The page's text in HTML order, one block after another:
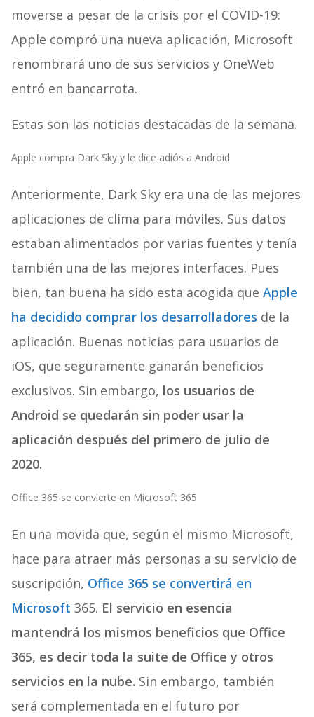
moverse a pesar de la crisis por el COVID-19:
Apple compró una nueva aplicación, Microsoft
renombrará uno de sus servicios y OneWeb
entró en bancarrota.
Estas son las noticias destacadas de la semana.
Apple compra Dark Sky y le dice adiós a Android
Anteriormente, Dark Sky era una de las mejores
aplicaciones de clima para móviles. Sus datos
estaban alimentados por varias fuentes y tenía
también una de las mejores interfaces. Pues
bien, tan buena ha sido esta acogida que Apple
ha decidido comprar los desarrolladores de la
aplicación. Buenas noticias para usuarios de
iOS, que seguramente ganarán beneficios
exclusivos. Sin embargo, los usuarios de
Android se quedarán sin poder usar la
aplicación después del primero de julio de
2020.
Office 365 se convierte en Microsoft 365
En una movida que, según el mismo Microsoft,
hace para atraer más personas a su servicio de
suscripción, Office 365 se convertirá en
Microsoft 365. El servicio en esencia
mantendrá los mismos beneficios que Office
365, es decir toda la suite de Office y otros
servicios en la nube. Sin embargo, también
será complementada en el futuro por